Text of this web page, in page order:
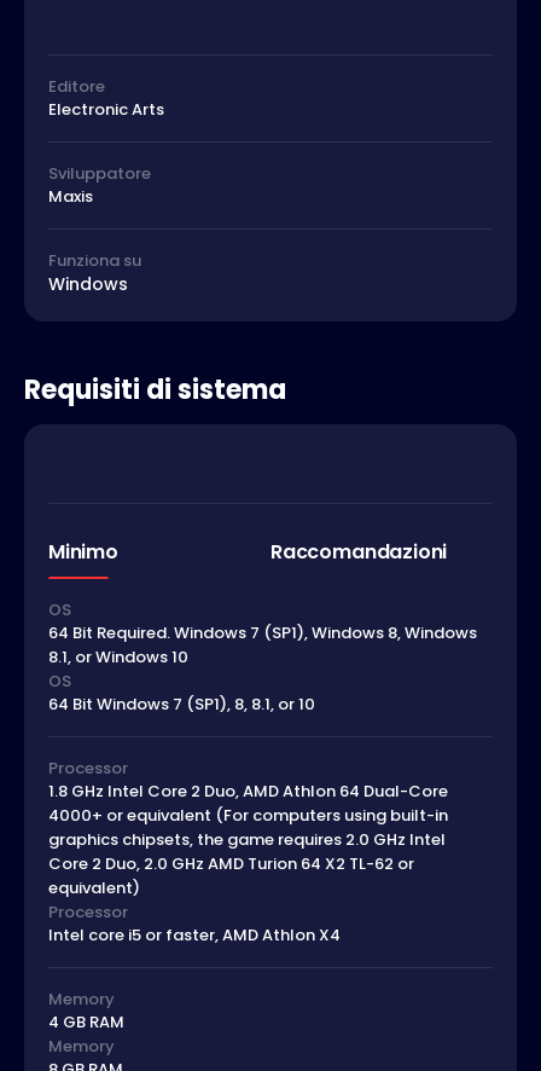
Editore
Electronic Arts
Sviluppatore
Maxis
Funziona su
Windows
Requisiti di sistema
Minimo Raccomandazioni
OS
64 Bit Required. Windows 7 (SP1), Windows 8, Windows
8.1, or Windows 10
OS
64 Bit Windows 7 (SP1), 8, 8.1, or 10
Processor
1.8 GHz Intel Core 2 Duo, AMD Athlon 64 Dual-Core
4000+ or equivalent (For computers using built-in
graphics chipsets, the game requires 2.0 GHz Intel
Core 2 Duo, 2.0 GHz AMD Turion 64 X2 TL-62 or
equivalent)
Processor
Intel core i5 or faster, AMD Athlon X4
Memory
4 GB RAM
Memory